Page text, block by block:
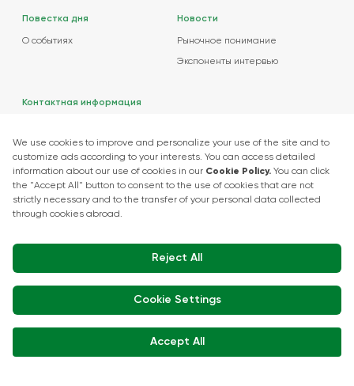
Повестка дня
О событиях
Новости
Рыночное понимание
Экспоненты интервью
Контактная информация
info.turkey@icaevents.com.tr
Социальные сети
политика конфиденциальности
Эта выставка организована под контролем TOBB (Союза палат и
товарных бирж Турции) в соответствии с законом №. 5174.